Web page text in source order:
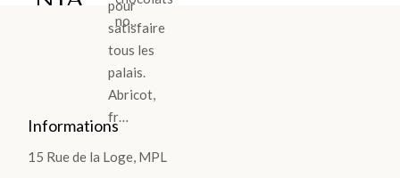
TABLETTES
no…
pour
satisfaire
tous les
palais.
Abricot,
fr…
Informations
15 Rue de la Loge, MPL